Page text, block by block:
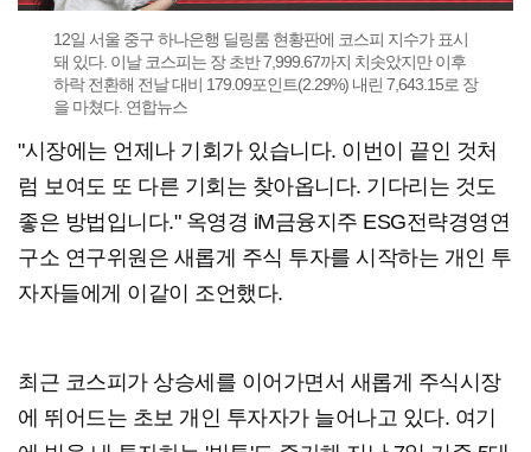
12일 서울 중구 하나은행 딜링룸 현황판에 코스피 지수가 표시
돼 있다. 이날 코스피는 장 초반 7,999.67까지 치솟았지만 이후
하락 전환해 전날 대비 179.09포인트(2.29%) 내린 7,643.15로 장
을 마쳤다. 연합뉴스
"시장에는 언제나 기회가 있습니다. 이번이 끝인 것처
럼 보여도 또 다른 기회는 찾아옵니다. 기다리는 것도
좋은 방법입니다." 옥영경 iM금융지주 ESG전략경영연
구소 연구위원은 새롭게 주식 투자를 시작하는 개인 투
자자들에게 이같이 조언했다.
최근 코스피가 상승세를 이어가면서 새롭게 주식시장
에 뛰어드는 초보 개인 투자자가 늘어나고 있다. 여기